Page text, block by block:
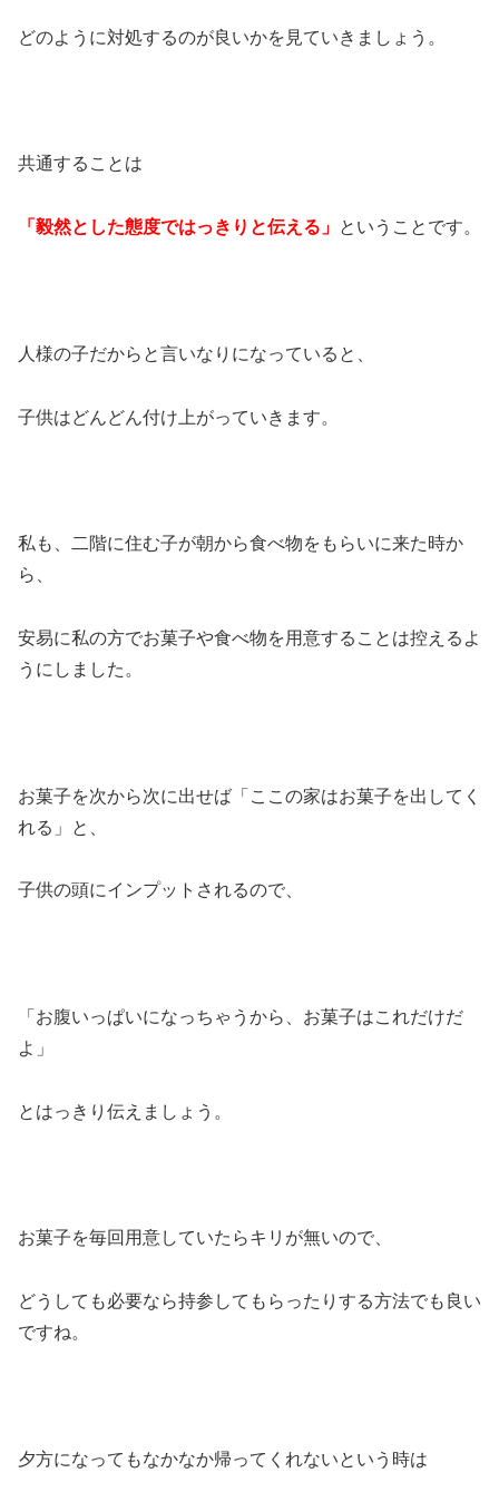
どのように対処するのが良いかを見ていきましょう。
共通することは
「毅然とした態度ではっきりと伝える」 ということです。
人様の子だからと言いなりになっていると、
子供はどんどん付け上がっていきます。
私も、二階に住む子が朝から食べ物をもらいに来た時か
ら、
安易に私の方でお菓子や食べ物を用意することは控えるよ
うにしました。
お菓子を次から次に出せば「ここの家はお菓子を出してく
れる」と、
子供の頭にインプットされるので、
「お腹いっぱいになっちゃうから、お菓子はこれだけだ
よ」
とはっきり伝えましょう。
お菓子を毎回用意していたらキリが無いので、
どうしても必要なら持参してもらったりする方法でも良い
ですね。
夕方になってもなかなか帰ってくれないという時は